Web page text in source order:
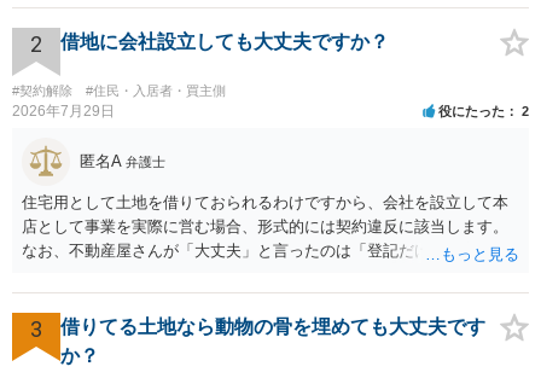
しくは和解その他の法律事務を取り扱い、又はこれらの周旋をするこ
とを業とすることができない。ただし、この法律又は他の法律に別段
の定めがある場合は、この限りでない。」とのことから、報酬を得る
目的がないのであれば適法です。なぜなら、弁護士法72条に違反しな
いのであれば、委任については無償で委任者が受任者に委任できるか
2 借地に会社設立しても大丈夫ですか？
#契約解除 #住民・入居者・買主側
2026年7月29日 役にたった 2
匿名A 弁護士
住宅用として土地を借りておられるわけですから、会社を設立して本
店として事業を実際に営む場合、形式的には契約違反に該当します。
なお、不動産屋さんが「大丈夫」と言ったのは「登記だけなら実務上
れますが、これは法的な保証ではありません。 ただ、解除まで認めら
れるかどうかについては信頼関係が破壊されたかどうかで判断されま
すので、建物を事務所・店舗用に大きく改築する等までなさらない限
り、リスクはそれほど大きくないかもしれません。 しかしそれでも、
3
借りてる土地なら動物の骨を埋めても大丈夫です
か？